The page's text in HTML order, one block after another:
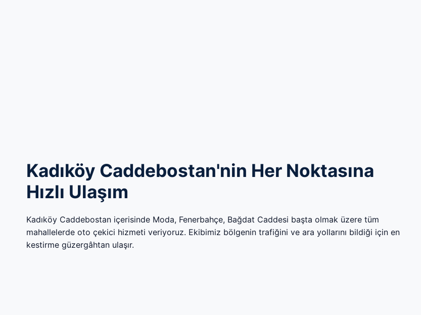
Kadıköy Caddebostan'nin Her Noktasına
Hızlı Ulaşım
Kadıköy Caddebostan içerisinde Moda, Fenerbahçe, Bağdat Caddesi başta olmak üzere tüm
mahallelerde oto çekici hizmeti veriyoruz. Ekibimiz bölgenin trafiğini ve ara yollarını bildiği için en
kestirme güzergâhtan ulaşır.